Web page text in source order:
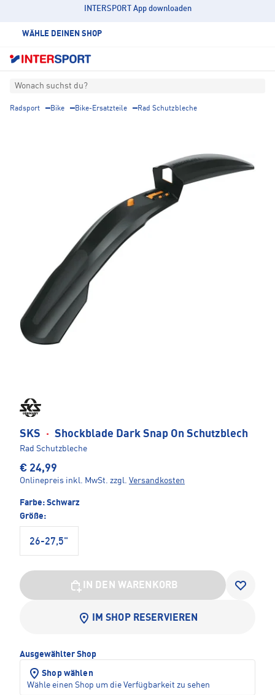
INTERSPORT App downloaden
WÄHLE DEINEN SHOP
Wonach suchst du?
Radsport Bike Bike-Ersatzteile Rad Schutzbleche
SKS · Shockblade Dark Snap On Schutzblech
Rad Schutzbleche
€ 24,99
Onlinepreis inkl. MwSt. zzgl. Versandkosten
Farbe: Schwarz
Größe:
26-27,5"
IN DEN WARENKORB
IM SHOP RESERVIEREN
Ausgewählter Shop
Shop wählen
Wähle einen Shop um die Verfügbarkeit zu sehen